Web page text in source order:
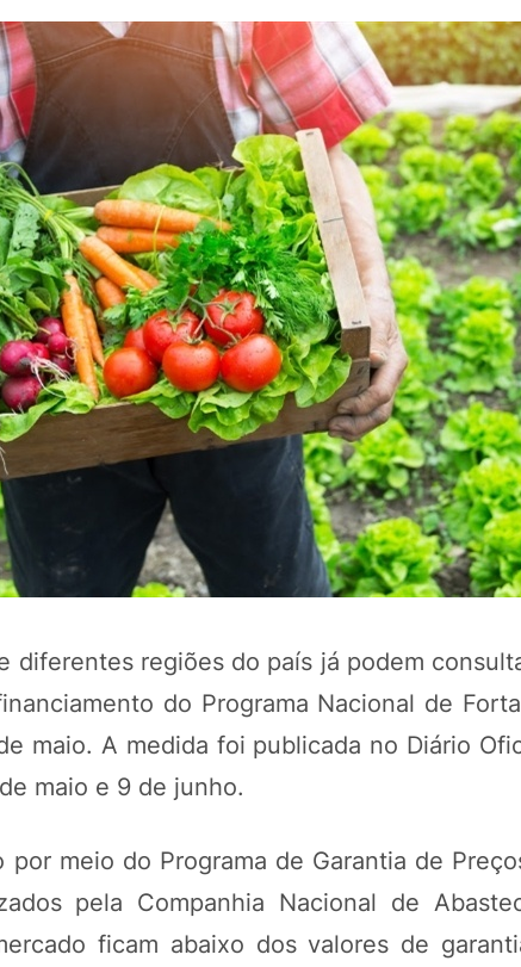
diferentes regiões do país já podem
do Programa Nacional de
maio. A medida foi publicada no Diário
maio e 9 de junho.
meio do Programa de Garantia de
pela Companhia Nacional de
ficam abaixo dos valores de